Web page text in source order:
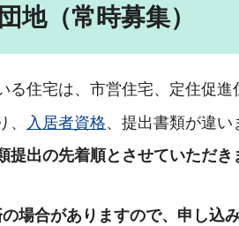
地（常時募集）
る住宅は、市営住宅、定住促
、
入居者資格、提出書類が違
提出の先着順とさせていただ
場合がありますので、申し込